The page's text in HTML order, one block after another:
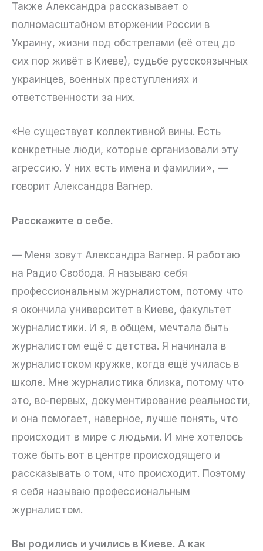
Также Александра рассказывает о
полномасштабном вторжении России в
Украину, жизни под обстрелами (её отец до
сих пор живёт в Киеве), судьбе русскоязычных
украинцев, военных преступлениях и
ответственности за них.
«Не существует коллективной вины. Есть
конкретные люди, которые организовали эту
агрессию. У них есть имена и фамилии», —
говорит Александра Вагнер.
Расскажите о себе.
— Меня зовут Александра Вагнер. Я работаю
на Радио Свобода. Я называю себя
профессиональным журналистом, потому что
я окончила университет в Киеве, факультет
журналистики. И я, в общем, мечтала быть
журналистом ещё с детства. Я начинала в
журналистском кружке, когда ещё училась в
школе. Мне журналистика близка, потому что
это, во-первых, документирование реальности,
и она помогает, наверное, лучше понять, что
происходит в мире с людьми. И мне хотелось
тоже быть вот в центре происходящего и
рассказывать о том, что происходит. Поэтому
я себя называю профессиональным
журналистом.
Вы родились и учились в Киеве. А как